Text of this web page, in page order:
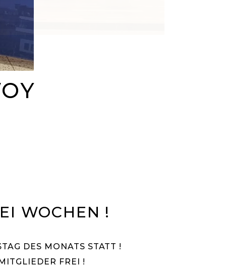
WOCHEN !
DES MONATS STATT !
FREI !